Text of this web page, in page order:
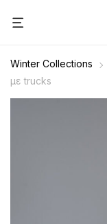
Winter Collections
με trucks